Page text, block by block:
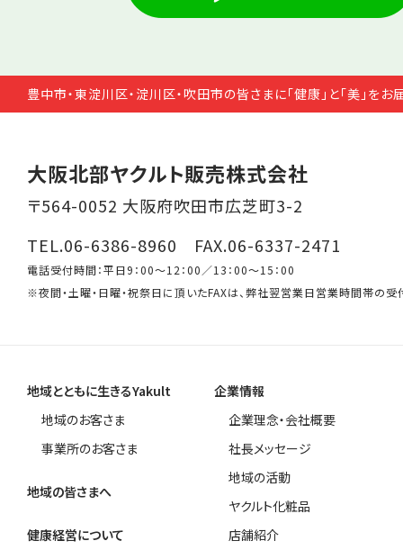
豊中市・東淀川区・淀川区・吹田市の皆さまに「健康」と「美」をお
大阪北部ヤクルト販売株式会社
〒564-0052 大阪府吹田市広芝町3-2
TEL.06-6386-8960 FAX.06-6337-2471
電話受付時間：平日9：00～12：00／13：00～15：00
※夜間・土曜・日曜・祝祭日に頂いたFAXは、弊社翌営業日営業時間帯の受
地域とともに生きるYakult
地域のお客さま
事業所のお客さま
地域の皆さまへ
健康経営について
企業情報
企業理念・会社概要
社長メッセージ
地域の活動
ヤクルト化粧品
店舗紹介